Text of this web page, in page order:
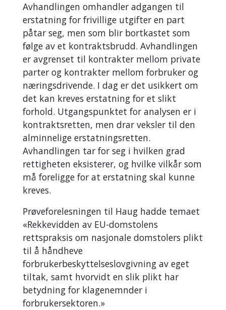
Avhandlingen omhandler adgangen til
erstatning for frivillige utgifter en part
påtar seg, men som blir bortkastet som
følge av et kontraktsbrudd. Avhandlingen
er avgrenset til kontrakter mellom private
parter og kontrakter mellom forbruker og
næringsdrivende. I dag er det usikkert om
det kan kreves erstatning for et slikt
forhold. Utgangspunktet for analysen er i
kontraktsretten, men drar veksler til den
alminnelige erstatningsretten.
Avhandlingen tar for seg i hvilken grad
rettigheten eksisterer, og hvilke vilkår som
må foreligge for at erstatning skal kunne
kreves.
Prøveforelesningen til Haug hadde temaet
«Rekkevidden av EU-domstolens
rettspraksis om nasjonale domstolers plikt
til å håndheve
forbrukerbeskyttelseslovgivning av eget
tiltak, samt hvorvidt en slik plikt har
betydning for klagenemnder i
forbrukersektoren.»